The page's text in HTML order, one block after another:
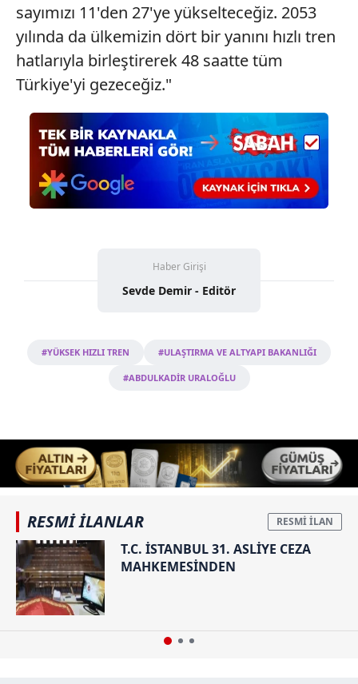
sayımızı 11'den 27'ye yükselteceğiz. 2053
yılında da ülkemizin dört bir yanını hızlı tren
hatlarıyla birleştirerek 48 saatte tüm
Türkiye'yi gezeceğiz."
Haber Girişi
Sevde Demir - Editör
#YÜKSEK HIZLI TREN #ULAŞTIRMA VE ALTYAPI BAKANLIĞI
#ABDULKADİR URALOĞLU
RESMİ İLANLAR
T.C. İSTANBUL 31. ASLİYE CEZA
MAHKEMESİNDEN